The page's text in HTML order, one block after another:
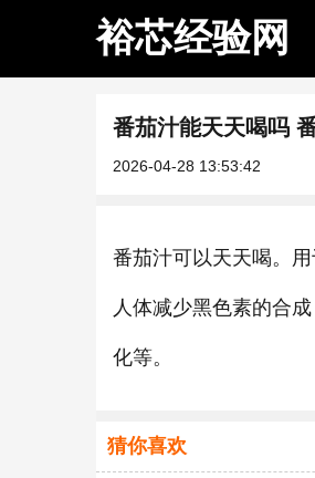
裕芯经验网
番茄汁能天天喝吗
2026-04-28 13:53:42
番茄汁可以天天喝。
人体减少黑色素的合
化等。
猜你喜欢